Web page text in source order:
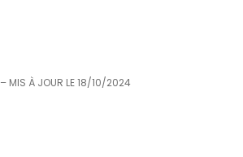
– MIS À JOUR LE18/10/2024